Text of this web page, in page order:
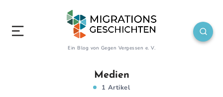
Ein Blog von Gegen Vergessen e. V.
Medien
1 Artikel